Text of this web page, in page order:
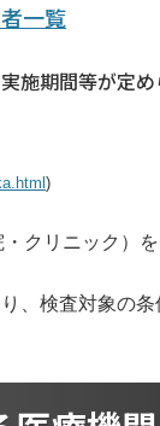
一覧
施期間等が定
)
クリニック）
、検査対象の